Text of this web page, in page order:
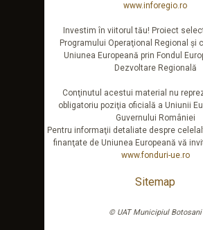
www.inforegio.ro
Investim în viitorul tău! Proiect
Programului Operaţional Regional şi
Uniunea Europeană prin Fondul
Dezvoltare Regională
Conţinutul acestui material nu
obligatoriu poziţia oficială a Uniunii
Guvernului României
Pentru informaţii detaliate despre
finanţate de Uniunea Europeană vă
www.fonduri-ue.ro
Sitemap
© UAT Municipiul Botosani